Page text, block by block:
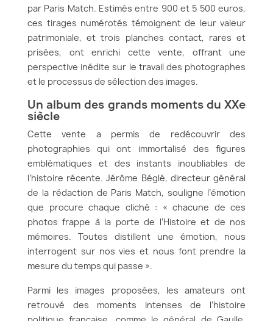
par Paris Match. Estimés entre 900 et 5 500 euros,
ces tirages numérotés témoignent de leur valeur
patrimoniale, et trois planches contact, rares et
prisées, ont enrichi cette vente, offrant une
perspective inédite sur le travail des photographes
et le processus de sélection des images.
Un album des grands moments du XXe
siècle
Cette vente a permis de redécouvrir des
photographies qui ont immortalisé des figures
emblématiques et des instants inoubliables de
l’histoire récente. Jérôme Béglé, directeur général
de la rédaction de Paris Match, souligne l’émotion
que procure chaque cliché : « chacune de ces
photos frappe à la porte de l’Histoire et de nos
mémoires. Toutes distillent une émotion, nous
interrogent sur nos vies et nous font prendre la
mesure du temps qui passe ».
Parmi les images proposées, les amateurs ont
retrouvé des moments intenses de l’histoire